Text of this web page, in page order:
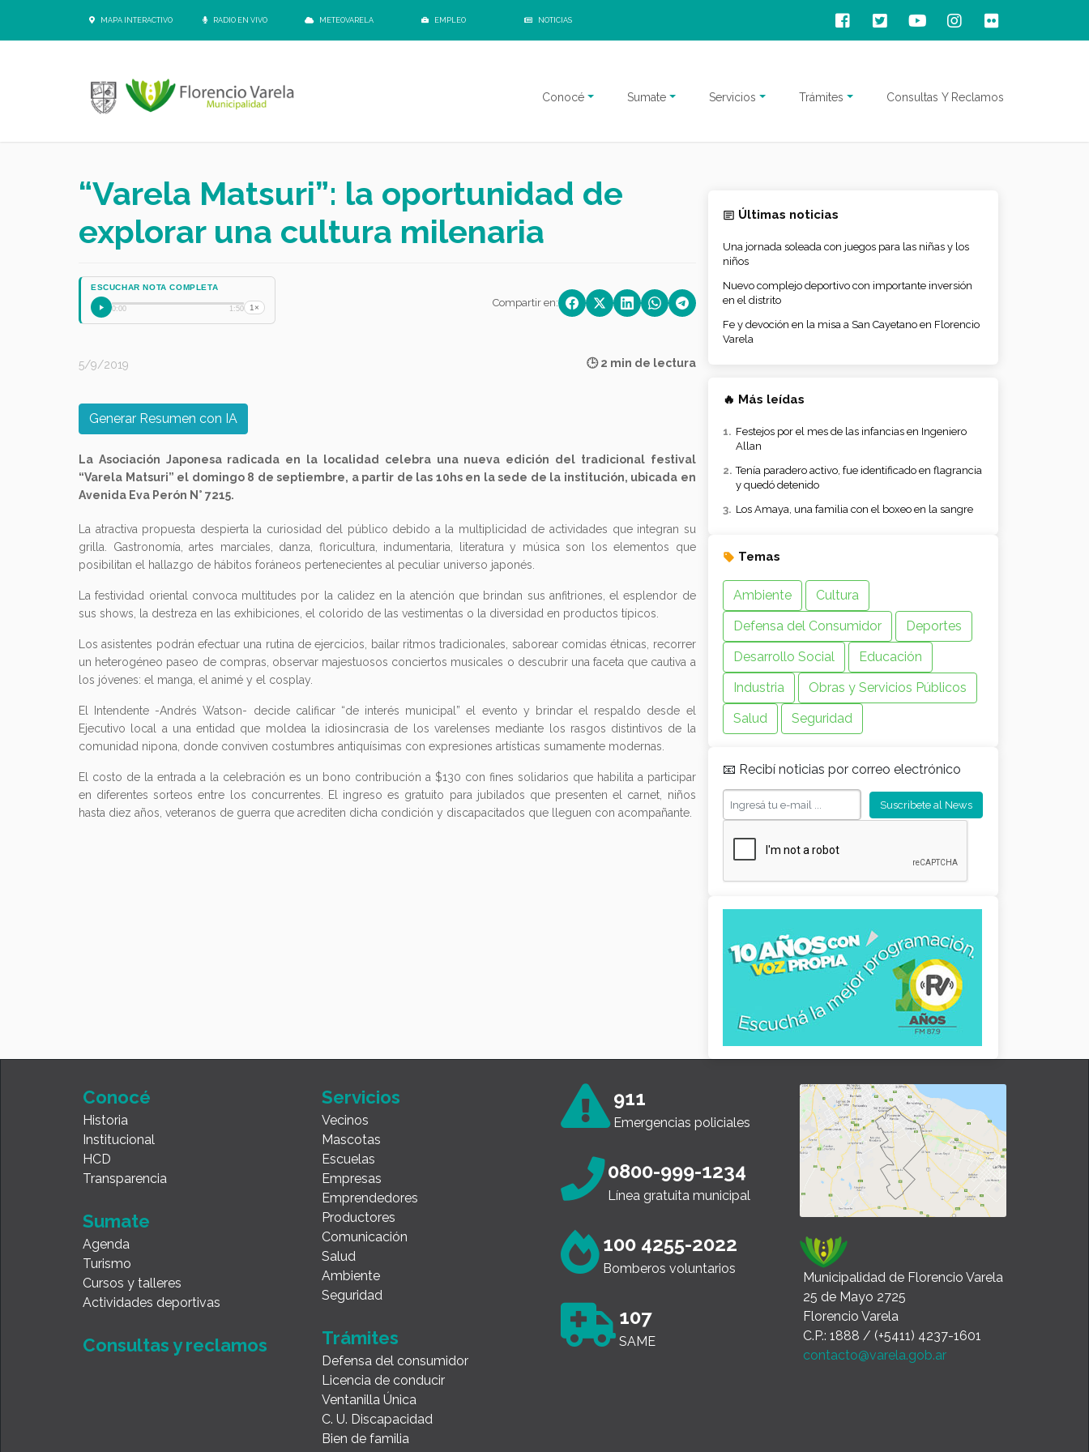
MAPA INTERACTIVO RADIO EN VIVO METEOVARELA EMPLEO NOTICIAS
Conocé Sumate Servicios Trámites Consultas Y Reclamos
“Varela Matsuri”: la oportunidad de
explorar una cultura milenaria
ESCUCHAR NOTA COMPLETA
0:00 1:50 1× Compartir en:
5/9/2019 🕒 2 min de lectura
Generar Resumen con IA
La Asociación Japonesa radicada en la localidad celebra una nueva edición del tradicional festival
“Varela Matsuri” el domingo 8 de septiembre, a partir de las 10hs en la sede de la institución, ubicada en
Avenida Eva Perón N° 7215.
La atractiva propuesta despierta la curiosidad del público debido a la multiplicidad de actividades que integran su
grilla. Gastronomía, artes marciales, danza, floricultura, indumentaria, literatura y música son los elementos que
posibilitan el hallazgo de hábitos foráneos pertenecientes al peculiar universo japonés.
La festividad oriental convoca multitudes por la calidez en la atención que brindan sus anfitriones, el esplendor de
sus shows, la destreza en las exhibiciones, el colorido de las vestimentas o la diversidad en productos típicos.
Los asistentes podrán efectuar una rutina de ejercicios, bailar ritmos tradicionales, saborear comidas étnicas, recorrer
un heterogéneo paseo de compras, observar majestuosos conciertos musicales o descubrir una faceta que cautiva a
los jóvenes: el manga, el animé y el cosplay.
El Intendente -Andrés Watson- decide calificar “de interés municipal” el evento y brindar el respaldo desde el
Ejecutivo local a una entidad que moldea la idiosincrasia de los varelenses mediante los rasgos distintivos de la
comunidad nipona, donde conviven costumbres antiquísimas con expresiones artísticas sumamente modernas.
El costo de la entrada a la celebración es un bono contribución a $130 con fines solidarios que habilita a participar
en diferentes sorteos entre los concurrentes. El ingreso es gratuito para jubilados que presenten el carnet, niños
hasta diez años, veteranos de guerra que acrediten dicha condición y discapacitados que lleguen con acompañante.
Últimas noticias
Una jornada soleada con juegos para las niñas y los
niños
Nuevo complejo deportivo con importante inversión
en el distrito
Fe y devoción en la misa a San Cayetano en Florencio
Varela
🔥 Más leídas
Festejos por el mes de las infancias en Ingeniero
Allan
Tenía paradero activo, fue identificado en flagrancia
y quedó detenido
Los Amaya, una familia con el boxeo en la sangre
Temas
Ambiente
Cultura
Defensa del Consumidor
Deportes
Desarrollo Social
Educación
Industria
Obras y Servicios Públicos
Salud
Seguridad
📧 Recibí noticias por correo electrónico
Conocé
Historia
Institucional
HCD
Transparencia
Sumate
Agenda
Turismo
Cursos y talleres
Actividades deportivas
Consultas y reclamos
Servicios
Vecinos
Mascotas
Escuelas
Empresas
Emprendedores
Productores
Comunicación
Salud
Ambiente
Seguridad
Trámites
Defensa del consumidor
Licencia de conducir
Ventanilla Única
C. U. Discapacidad
Bien de familia
911
Emergencias policiales
0800-999-1234
Línea gratuita municipal
100 4255-2022
Bomberos voluntarios
107
SAME
Municipalidad de Florencio Varela
25 de Mayo 2725
Florencio Varela
C.P.: 1888 / (+5411) 4237-1601
contacto@varela.gob.ar